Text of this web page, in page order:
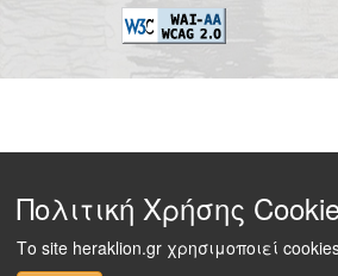
Πολιτική Χρήσης
Το site heraklion.gr χρησιμοποιεί